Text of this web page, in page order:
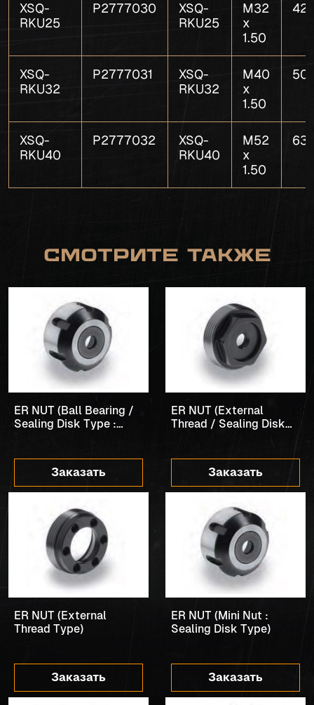
XSQ-
RKU25
P2777030
XSQ-
RKU25
M32
x
1.50
XSQ-
RKU32
P2777031
XSQ-
RKU32
M40
x
1.50
XSQ-
RKU40
P2777032
XSQ-
RKU40
M52
x
1.50
Смотрите также
ER NUT (Ball Bearing /
Sealing Disk Type :
Заказать
ER NUT (External
Thread / Sealing Disk
Заказать
ER NUT (External
Thread Type)
Заказать
ER NUT (Mini Nut :
Sealing Disk Type)
Заказать